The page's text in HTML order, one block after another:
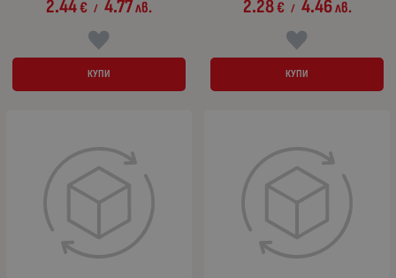
2.44€ / 4.77лв.
КУПИ
2.28€ / 4.46лв.
КУПИ